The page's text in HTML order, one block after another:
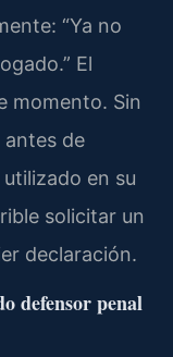
“Ya no
El
momento. Sin
de
en su
solicitar un
declaración.
defensor penal